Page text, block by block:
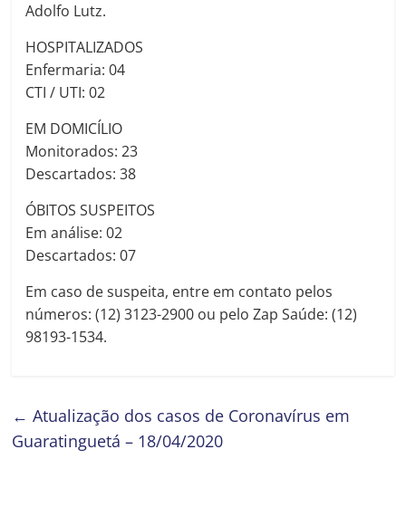
Adolfo Lutz.
HOSPITALIZADOS
Enfermaria: 04
CTI / UTI: 02
EM DOMICÍLIO
Monitorados: 23
Descartados: 38
ÓBITOS SUSPEITOS
Em análise: 02
Descartados: 07
Em caso de suspeita, entre em contato pelos
números: (12) 3123-2900 ou pelo Zap Saúde: (12)
98193-1534.
← Atualização dos casos de Coronavírus em
Guaratinguetá – 18/04/2020